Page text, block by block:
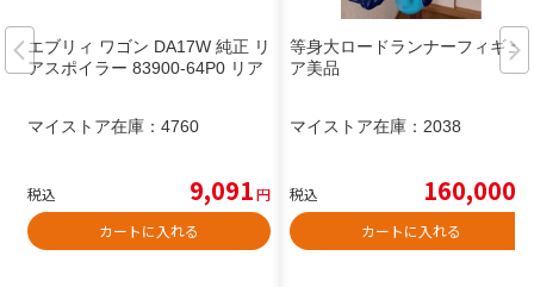
エブリィ ワゴン DA17W 純正 リ
アスポイラー 83900-64P0 リア
マイストア在庫： 4760
税込 9,091円
カートに入れる
等身大ロードランナーフィギュ
ア美品
マイストア在庫： 2038
税込 160,000
カートに入れる